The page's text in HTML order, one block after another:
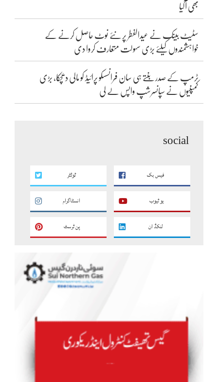
بھی آگیا
سٹیٹ بینک نے عیدالفطر پر نئے نوٹ حاصل کرنے کے
خواہشمندوں کیلئے بڑی سہولت متعارف کروا دی
ٹرمپ کے صدر بنتے ہی سان فرانسسکو پرائیڈ کو مالی دھچکا، بڑی
کمپنیوں نے سپانسرشپ واپس لے لی
social
فیس بک ٹوئٹر
یو ٹیوب انسٹاگرام
لنکڈ ان پن ٹرسٹ